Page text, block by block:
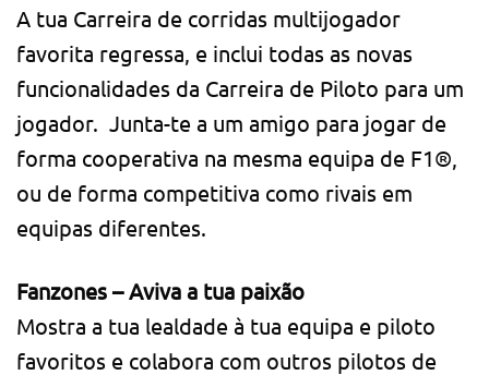
A tua Carreira de corridas multijogador
favorita regressa, e inclui todas as novas
funcionalidades da Carreira de Piloto para um
jogador. Junta-te a um amigo para jogar de
forma cooperativa na mesma equipa de F1®,
ou de forma competitiva como rivais em
equipas diferentes.
Fanzones – Aviva a tua paixão
Mostra a tua lealdade à tua equipa e piloto
favoritos e colabora com outros pilotos de